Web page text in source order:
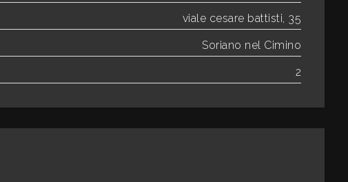
viale cesare battisti, 35
Soriano nel Cimino
2